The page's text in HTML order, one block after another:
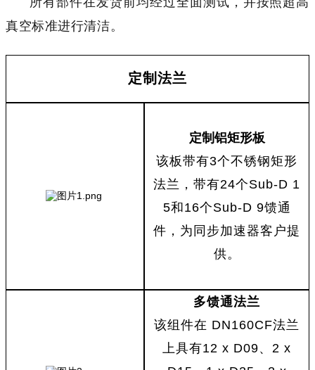
真空标准进行清洁。
定制法兰
定制铝矩形板
该板带有3个不锈钢矩形
法兰，带有24个Sub-D 1
5和16个Sub-D 9馈通
件，为同步加速器客户提
供。
多馈通法兰
该组件在 DN160CF法兰
上具有12 x D09、 2 x